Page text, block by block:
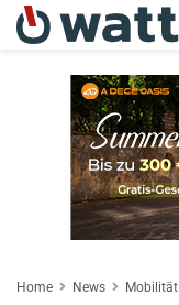
Home News Mobilität